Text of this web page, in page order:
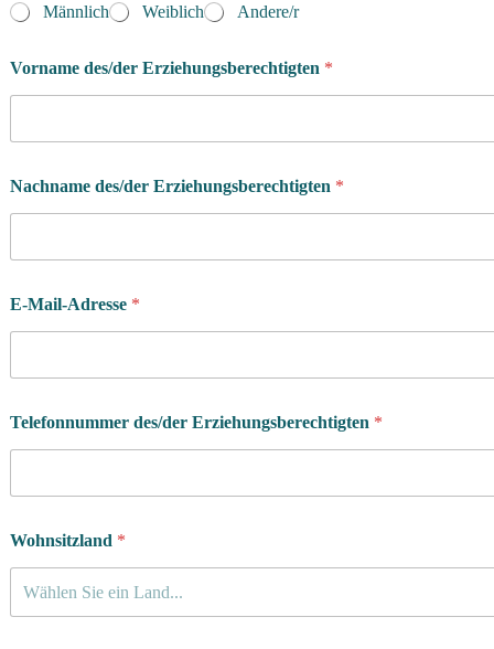
Männlich
Weiblich Andere/r
Vorname des/der Erziehungsberechtigten *
Nachname des/der Erziehungsberechtigten *
E-Mail-Adresse *
Telefonnummer des/der Erziehungsberechtigten *
Wohnsitzland *
Wählen Sie ein Land...